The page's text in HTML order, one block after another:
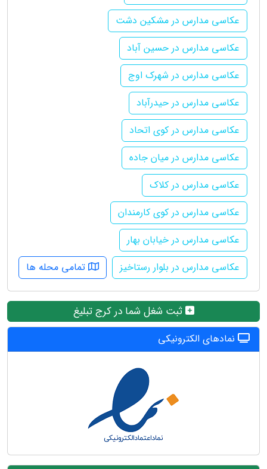
عکاسی مدارس در مشکین دشت
عکاسی مدارس در حسین آباد
عکاسی مدارس در شهرک اوج
عکاسی مدارس در حیدرآباد
عکاسی مدارس در کوی اتحاد
عکاسی مدارس در میان جاده
عکاسی مدارس در کلاک
عکاسی مدارس در کوی کارمندان
عکاسی مدارس در خیابان بهار
عکاسی مدارس در بلوار رستاخیز
تمامی محله ها
ثبت شغل شما در کرج تبلیغ
نمادهای الکترونیکی